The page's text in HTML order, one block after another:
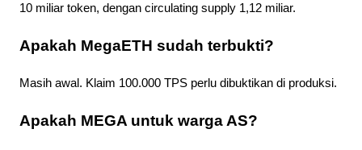
10 miliar token, dengan circulating supply 1,12 miliar.
Apakah MegaETH sudah terbukti?
Masih awal. Klaim 100.000 TPS perlu dibuktikan di produksi.
Apakah MEGA untuk warga AS?